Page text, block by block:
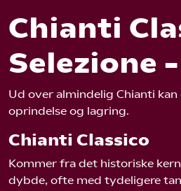
Chianti
Selezione
Ud over almindelig Chianti
oprindelse og lagring.
Chianti Classico
Kommer fra det historiske
dybde, ofte med tydeligere